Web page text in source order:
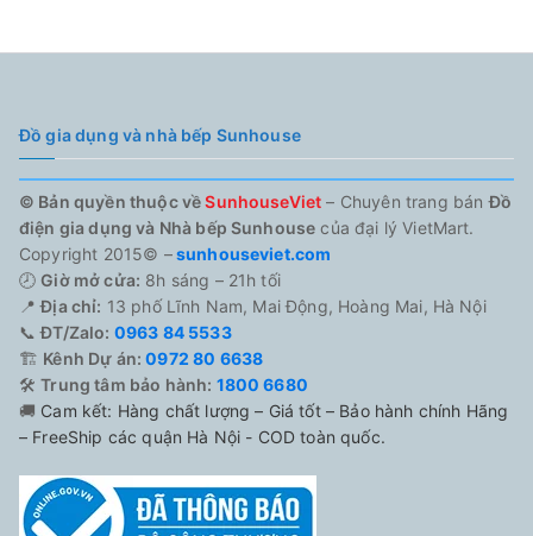
Đồ gia dụng và nhà bếp Sunhouse
© Bản quyền thuộc vềSunhouseViet – Chuyên trang bánĐồ
điện gia dụng và Nhà bếp Sunhouse của đại lý VietMart.
Copyright 2015© –sunhouseviet.com
🕗Giờ mở cửa: 8h sáng – 21h tối
📍Địa chỉ: 13 phố Lĩnh Nam, Mai Động, Hoàng Mai, Hà Nội
📞ĐT/Zalo: 0963 84 5533
🏗️ Kênh Dự án: 0972 80 6638
🛠️Trung tâm bảo hành: 1800 6680
🚚 Cam kết: Hàng chất lượng – Giá tốt – Bảo hành chính Hãng
– FreeShip các quận Hà Nội - COD toàn quốc.